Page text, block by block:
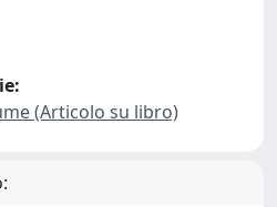
(Articolo su libro)